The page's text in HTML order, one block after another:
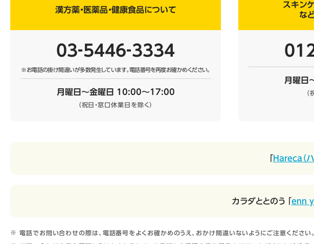
漢方薬・医薬品・健康食品について
03‐5446‐3334
※お電話の掛け間違いが多数発生しています。電話番号を再度お確かめください。
月曜日～金曜日 10:00～17:00
（祝日・窓口休業日を除く）
スキン
な
月曜日
（
Hareca（ハ
カラダととのう 「 enn
電話でお問い合わせの際は、電話番号をよくお確かめのうえ、おかけ間違いないようにご注意ください。